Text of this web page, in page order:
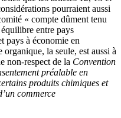
pourraient aussi
« compte dûment tenu
entre pays
pays à économie en
la seule, est aussi à
non-respect de la Convention
préalable en
produits chimiques et
commerce